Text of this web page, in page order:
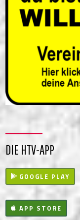
DIE HTV-APP
GOOGLE PLAY
APP STORE